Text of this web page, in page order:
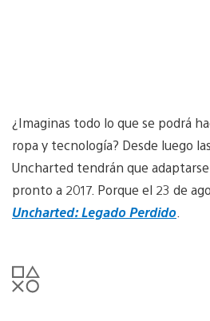
¿Imaginas todo lo que se podrá
ropa y tecnología? Desde luego
Uncharted tendrán que
pronto a 2017. Porque el 23 de
Uncharted: Legado Perdido